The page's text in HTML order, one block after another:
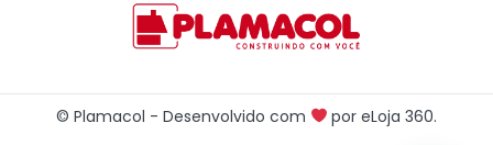
© Plamacol - Desenvolvido com poreLoja 360.